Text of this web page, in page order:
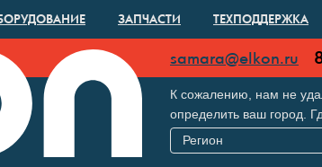
ЗАПЧАСТИ ТЕХПОДДЕРЖКА
samara@elkon.ru
К сожалению, нам не
определить ваш город.
Регион